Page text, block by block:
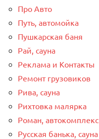
Про Авто
Путь, автомойка
Пушкарская баня
Рай, сауна
Реклама и Контакты
Ремонт грузовиков
Рива, сауна
Рихтовка малярка
Роман, автокомплекс
Русская банька, сауна